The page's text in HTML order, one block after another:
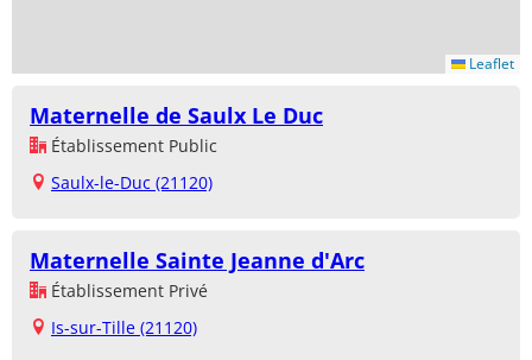
Leaflet
Maternelle de Saulx Le Duc
Établissement Public
Saulx-le-Duc (21120)
Maternelle Sainte Jeanne d'Arc
Établissement Privé
Is-sur-Tille (21120)